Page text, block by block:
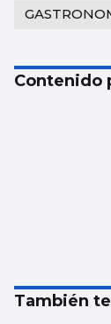
Contenido
También